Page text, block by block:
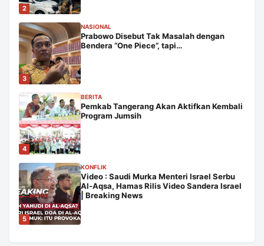
2
3
NASIONAL
Prabowo Disebut Tak Masalah dengan
Bendera “One Piece”, tapi…
4
BERITA
Pemkab Tangerang Akan Aktifkan Kembali
Program Jumsih
5
KONFLIK
Video : Saudi Murka Menteri Israel Serbu
Al-Aqsa, Hamas Rilis Video Sandera Israel
| Breaking News